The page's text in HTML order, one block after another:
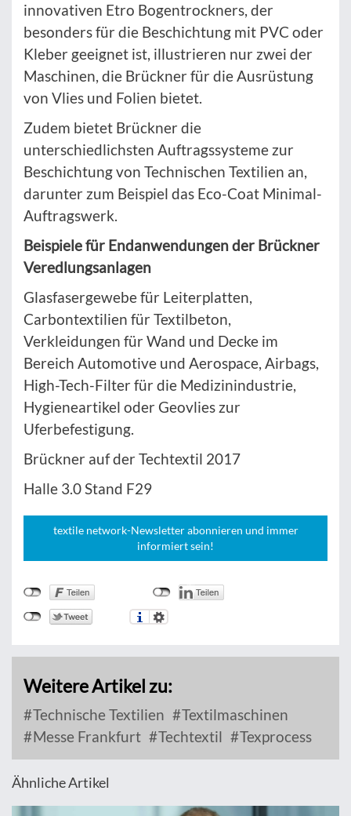
innovativen Etro Bogentrockners, der
besonders für die Beschichtung mit PVC oder
Kleber geeignet ist, illustrieren nur zwei der
Maschinen, die Brückner für die Ausrüstung
von Vlies und Folien bietet.
Zudem bietet Brückner die
unterschiedlichsten Auftragssysteme zur
Beschichtung von Technischen Textilien an,
darunter zum Beispiel das Eco-Coat Minimal-
Auftragswerk.
Beispiele für Endanwendungen der Brückner
Veredlungsanlagen
Glasfasergewebe für Leiterplatten,
Carbontextilien für Textilbeton,
Verkleidungen für Wand und Decke im
Bereich Automotive und Aerospace, Airbags,
High-Tech-Filter für die Medizinindustrie,
Hygieneartikel oder Geovlies zur
Uferbefestigung.
Brückner auf der Techtextil 2017
Halle 3.0 Stand F29
textile network-Newsletter abonnieren und immer
informiert sein!
Weitere Artikel zu:
Technische Textilien
Textilmaschinen
Messe Frankfurt
Techtextil Texprocess
Ähnliche Artikel